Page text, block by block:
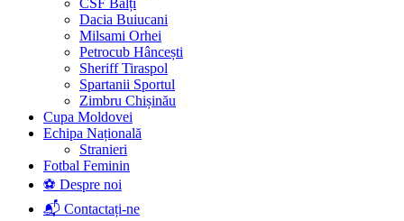
CSF Bălți
Dacia Buiucani
Milsami Orhei
Petrocub Hâncești
Sheriff Tiraspol
Spartanii Sportul
Zimbru Chișinău
Cupa Moldovei
Echipa Națională
Stranieri
Fotbal Feminin
⚽ Despre noi
📬 Contactați-ne